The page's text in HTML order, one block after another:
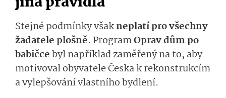
Stejné podmínky všakneplatí pro všechny
žadatele plošně. ProgramOprav dům po
babičcebylnapříkladza­měřený na to, aby
motivoval obyvatele Česka k rekonstrukcím
avylepšovánívlas­tního bydlení.